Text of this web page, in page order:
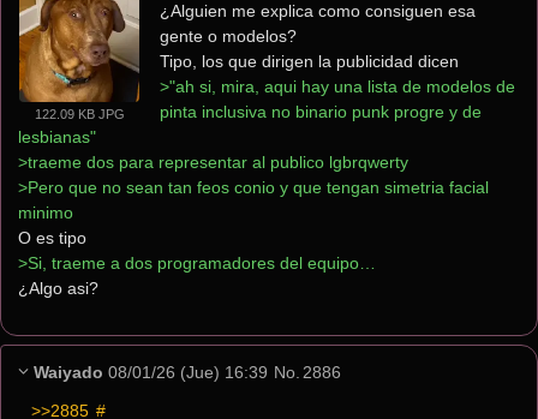
122.09 KB JPG
¿Alguien me explica como consiguen esa
gente o modelos?
Tipo, los que dirigen la publicidad dicen
>"ah si, mira, aqui hay una lista de modelos de
pinta inclusiva no binario punk progre y de
lesbianas"
>traeme dos para representar al publico lgbrqwerty
>Pero que no sean tan feos conio y que tengan simetria facial
minimo
O es tipo
>Si, traeme a dos programadores del equipo…
¿Algo asi?
Waiyado 08/01/26 (Jue) 16:39 No. 2886
>>2885 #